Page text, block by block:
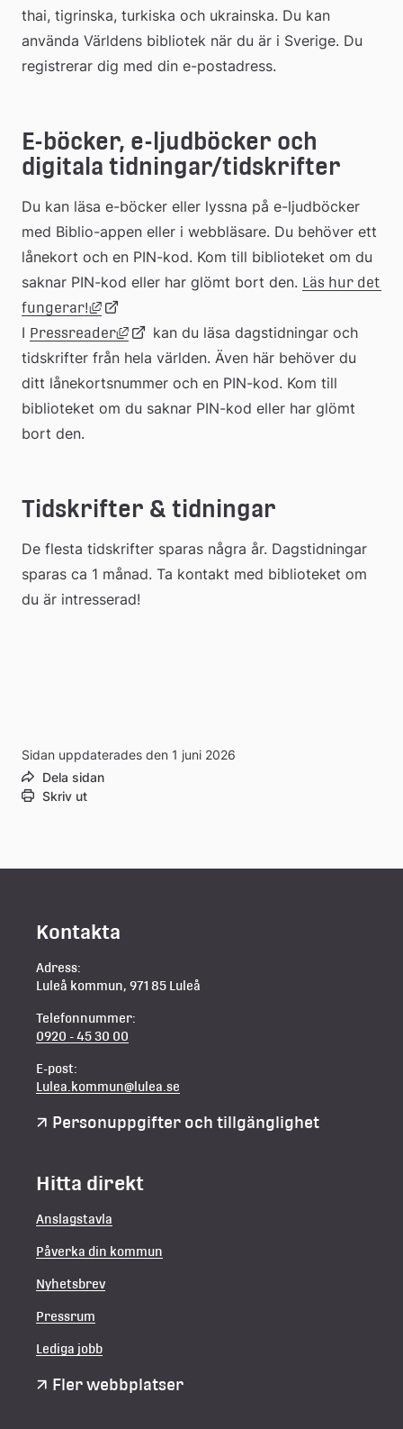
extern
webbplats
thai, tigrinska, turkiska och ukrainska. Du kan
använda Världens bibliotek när du är i Sverige. Du
registrerar dig med din e-postadress.
E-böcker, e-ljudböcker och
digitala tidningar/tidskrifter
Du kan läsa e-böcker eller lyssna på e-ljudböcker
med Biblio-appen eller i webbläsare. Du behöver ett
lånekort och en PIN-kod. Kom till biblioteket om du
saknar PIN-kod eller har glömt bort den. Läs hur det
fungerar!
Länk till annan webbplats, öppnas i nytt
Länk
till
extern
I Pressreader Länk till annan webbplats, öppnas i nytt
Länk
till
kan du läsa dagstidningar och
tidskrifter från hela världen. Även här behöver du
ditt lånekortsnummer och en PIN-kod. Kom till
biblioteket om du saknar PIN-kod eller har glömt
bort den.
Tidskrifter & tidningar
De flesta tidskrifter sparas några år. Dagstidningar
sparas ca 1 månad. Ta kontakt med biblioteket om
du är intresserad!
Sidan uppdaterades den 1 juni 2026
Dela sidan
Skriv ut
Kontakta
Adress:
Luleå kommun, 971 85 Luleå
Telefonnummer:
0920 - 45 30 00
E-post:
Lulea.kommun@lulea.se
Personuppgifter och tillgänglighet
Hitta direkt
Anslagstavla
Påverka din kommun
Nyhetsbrev
Pressrum
Lediga jobb
Fler webbplatser